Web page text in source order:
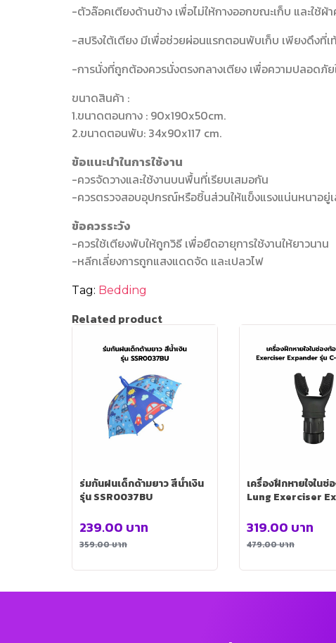
-ตัวล๊อคเตียงด้านข้าง เพื่อไม่ให้กางออกขณะเก็บ และใช้
-สปริงใต้เตียง มีเพื่อช่วยผ่อนแรกตอนพับเก็บ เพียงดึงที่เ
-การนั่งที่ถูกต้องควรนั่งตรงกลางเตียง เพื่อความปลอดภัย
ขนาดสินค้า :
1.ขนาดตอนกาง : 90x190x50cm.
2.ขนาดตอนพับ: 34x90x117 cm.
ข้อแนะนำในการใช้งาน
-ควรจัดวางและใช้งานบนพื้นที่เรียบเสมอกัน
-ควรตรวจสอบอุปกรณ์หรือชิ้นส่วนให้แข็งแรงแน่นหนาอยู่
ข้อควรระวัง
-ควรใช้เตียงพับให้ถูกวิธี เพื่อยืดอายุการใช้งานให้ยาวนาน
-หลีกเลี่ยงการถูกแสงแดดจัด และเปลวไฟ
Tag: Bedding
Related product
ร่มกันฝนเด็กด้ามยาว สีน้ำเงิน
รุ่น SSR0037BU
359.00บาท
239.00 บาท
เครื่องฝึกหายใจในช่
Lung Exerciser
479.00บาท
319.00 บาท